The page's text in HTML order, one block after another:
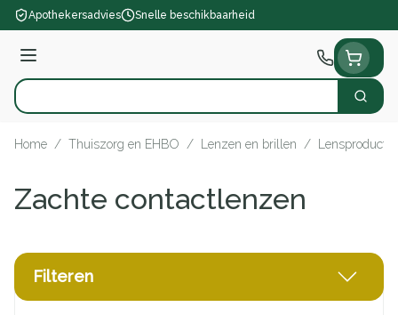
Ga naar de inhoud
Apothekersadvies Snelle beschikbaarheid
Menu
Product, merk, categorie... Zoek
Home / Thuiszorg en EHBO / Lenzen en brillen /
Zachte contactlenzen
Filteren